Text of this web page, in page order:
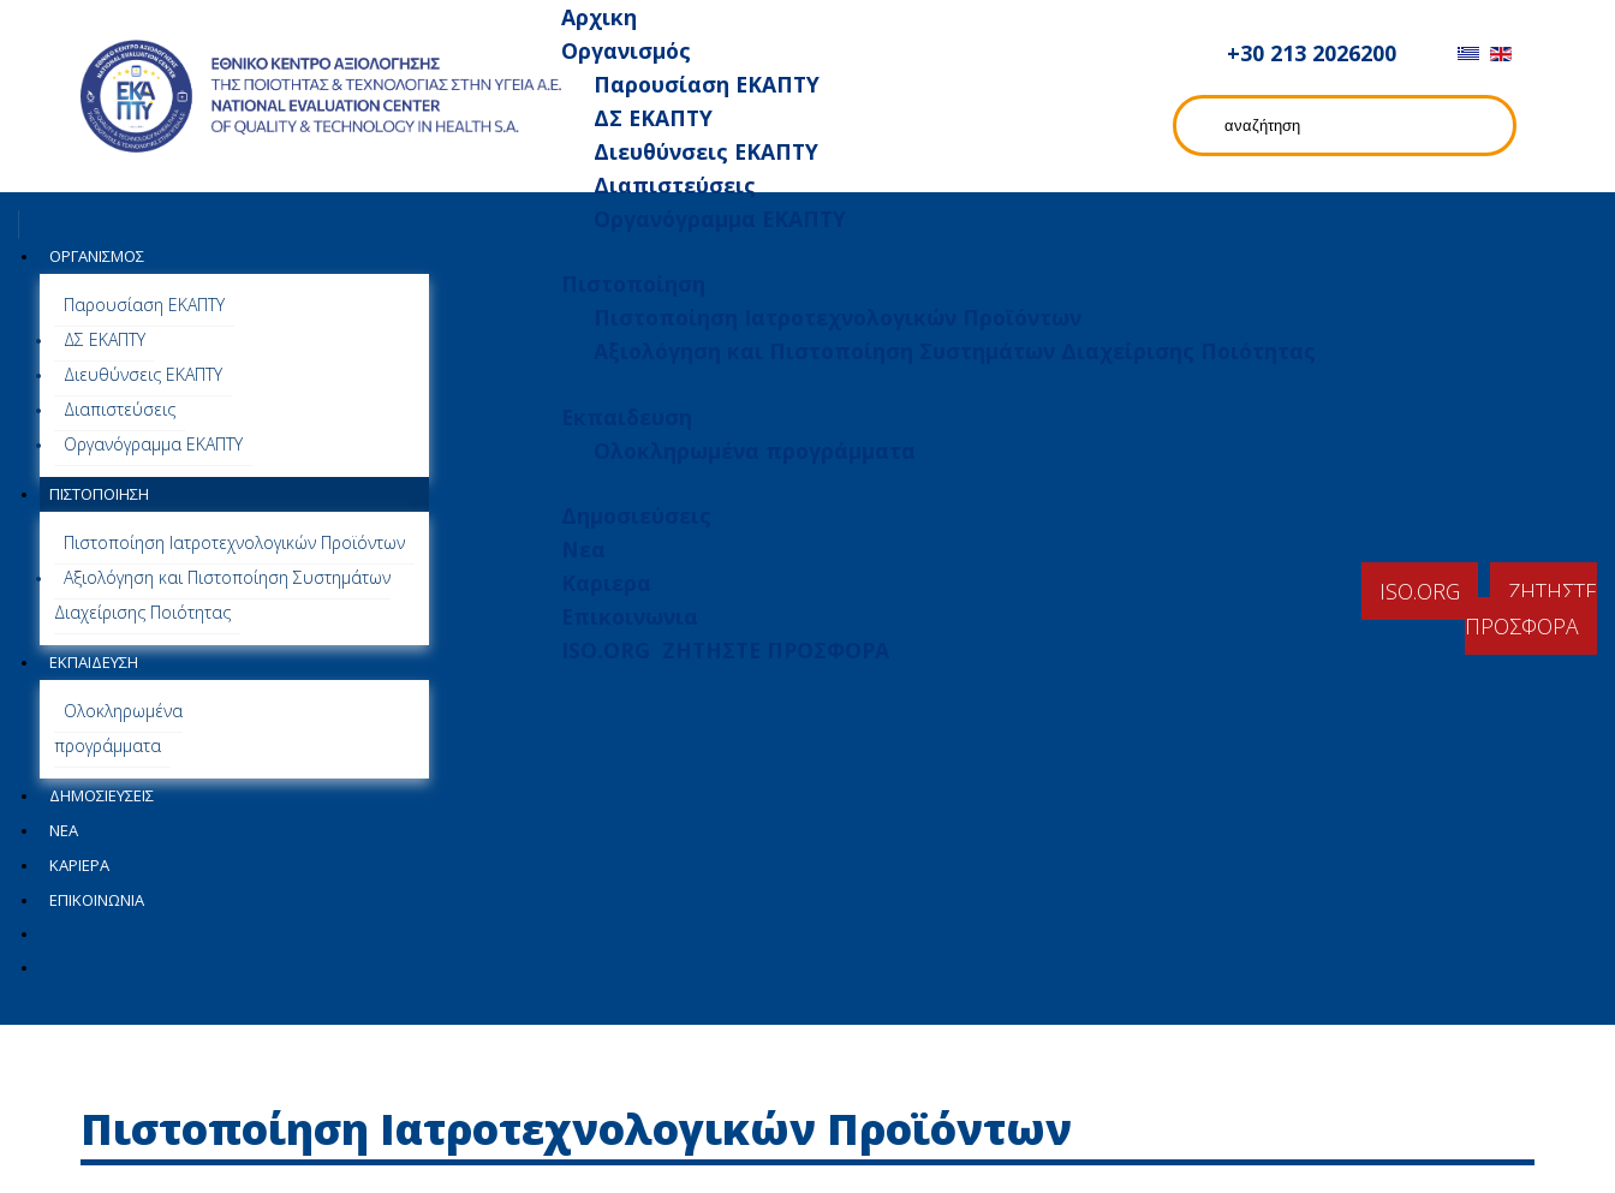
+30 213 2026200
Αρχικη
Οργανισμός
Παρουσίαση ΕΚΑΠΤΥ
ΔΣ ΕΚΑΠΤΥ
Διευθύνσεις ΕΚΑΠΤΥ
Διαπιστεύσεις
ΟΡΓΑΝΙΣΜΌΣ
Παρουσίαση ΕΚΑΠΤΥ
ΔΣ ΕΚΑΠΤΥ
Διευθύνσεις ΕΚΑΠΤΥ
Διαπιστεύσεις
Οργανόγραμμα ΕΚΑΠΤΥ
ΠΙΣΤΟΠΟΊΗΣΗ
Πιστοποίηση Ιατροτεχνολογικών Προϊόντων
Αξιολόγηση και Πιστοποίηση Συστημάτων
Διαχείρισης Ποιότητας
ΕΚΠΑΙΔΕΥΣΗ
Ολοκληρωμένα
προγράμματα
ΔΗΜΟΣΙΕΎΣΕΙΣ
ΝΕΑ
ΚΑΡΙΕΡΑ
ΕΠΙΚΟΙΝΩΝΙΑ
ISO.ORG
ΖΗΤΗΣΤΕ
ΠΡΟΣΦΟΡΑ
Πιστοποίηση Ιατροτεχνολογικών Προϊόντων